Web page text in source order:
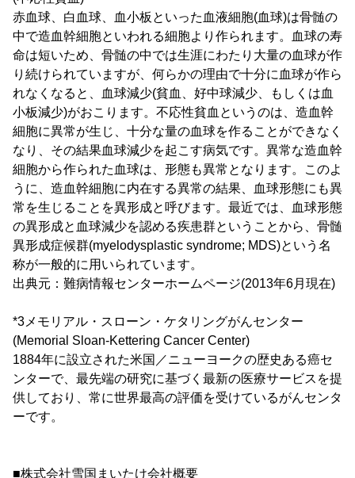
赤血球、白血球、血小板といった血液細胞(血球)は骨髄の
中で造血幹細胞といわれる細胞より作られます。血球の寿
命は短いため、骨髄の中では生涯にわたり大量の血球が作
り続けられていますが、何らかの理由で十分に血球が作ら
れなくなると、血球減少(貧血、好中球減少、もしくは血
小板減少)がおこります。不応性貧血というのは、造血幹
細胞に異常が生じ、十分な量の血球を作ることができなく
なり、その結果血球減少を起こす病気です。異常な造血幹
細胞から作られた血球は、形態も異常となります。このよ
うに、造血幹細胞に内在する異常の結果、血球形態にも異
常を生じることを異形成と呼びます。最近では、血球形態
の異形成と血球減少を認める疾患群ということから、骨髄
異形成症候群(myelodysplastic syndrome; MDS)という名
称が一般的に用いられています。
出典元：難病情報センターホームページ(2013年6月現在)
*3メモリアル・スローン・ケタリングがんセンター
(Memorial Sloan-Kettering Cancer Center)
1884年に設立された米国／ニューヨークの歴史ある癌セ
ンターで、最先端の研究に基づく最新の医療サービスを提
供しており、常に世界最高の評価を受けているがんセンタ
ーです。
■株式会社雪国まいたけ会社概要